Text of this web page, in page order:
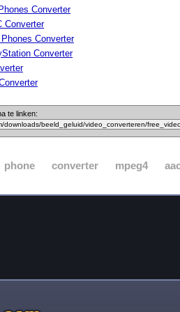
Converter
Converter
Converter
Converter
te linken:
phone converter mpeg4